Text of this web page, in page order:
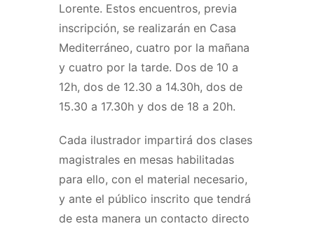
Lorente. Estos encuentros, previa
inscripción, se realizarán en Casa
Mediterráneo, cuatro por la mañana
y cuatro por la tarde. Dos de 10 a
12h, dos de 12.30 a 14.30h, dos de
15.30 a 17.30h y dos de 18 a 20h.
Cada ilustrador impartirá dos clases
magistrales en mesas habilitadas
para ello, con el material necesario,
y ante el público inscrito que tendrá
de esta manera un contacto directo